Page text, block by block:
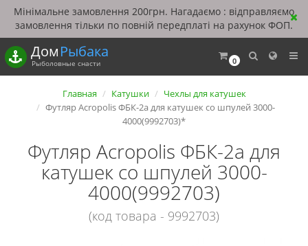
Мінімальне замовлення 200грн. Нагадаємо : відправляємо
замовлення тільки по повній передплаті на рахунок ФОП.
0
ДомРыбака
Рыболовные снасти
Главная Катушки
Чехлы для катушек
Футляр Acropolis ФБК-2а для катушек со шпулей 3000-
4000(9992703)*
Футляр Acropolis ФБК-2а для
катушек со шпулей 3000-
4000(9992703)
(код товара - 9992703)